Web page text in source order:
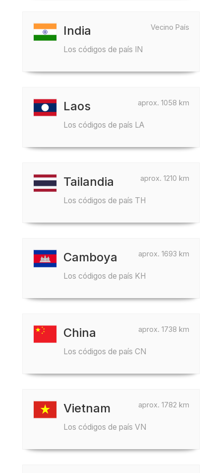
Vecino País
India
Los códigos de país IN
aprox. 1058 km
Laos
Los códigos de país LA
aprox. 1210 km
Tailandia
Los códigos de país TH
aprox. 1693 km
Camboya
Los códigos de país KH
aprox. 1738 km
China
Los códigos de país CN
aprox. 1782 km
Vietnam
Los códigos de país VN